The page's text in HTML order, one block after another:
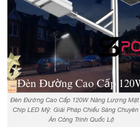
Đèn Đường Cao Cấp 120W Năng Lượng Mặt
Chip LED Mỹ: Giải Pháp Chiếu Sáng
Án Công Trình Quốc Lộ